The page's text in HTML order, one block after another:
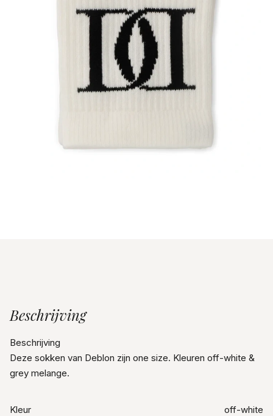
Beschrijving
Beschrijving
Deze sokken van Deblon zijn one size. Kleuren off-white &
grey melange.
Kleur off-white